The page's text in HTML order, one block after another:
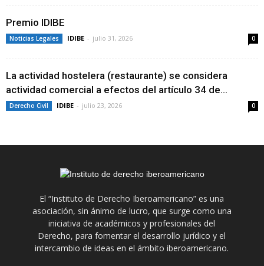
Premio IDIBE
Noticias Legales IDIBE - julio 31, 2026 0
La actividad hostelera (restaurante) se considera
actividad comercial a efectos del artículo 34 de...
Derecho Civil IDIBE - julio 23, 2026 0
El “Instituto de Derecho Iberoamericano” es una
asociación, sin ánimo de lucro, que surge como una
iniciativa de académicos y profesionales del
Derecho, para fomentar el desarrollo jurídico y el
intercambio de ideas en el ámbito iberoamericano.